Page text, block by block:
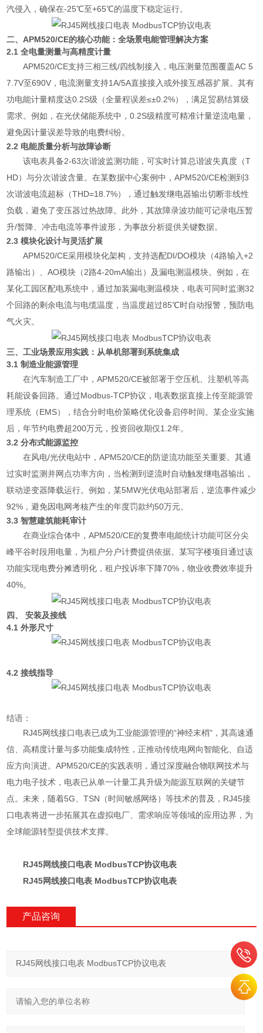
汽侵入，确保在-25℃至+65℃的温度下稳定运行。
二、APM520/CE的核心功能：全场景电能管理解决方案
2.1 全电量测量与高精度计量
APM520/CE支持三相三线/四线制接入，电压测量范围覆盖AC 5
7.7V至690V，电流测量支持1A/5A直接接入或外接互感器扩展。其有
功电能计量精度达0.2S级（全量程误差≤±0.2%），满足贸易结算级
需求。例如，在光伏储能系统中，0.2S级精度可精准计量逆流电量，
避免因计量误差导致的电费纠纷。
2.2 电能质量分析与故障诊断
该电表具备2-63次谐波监测功能，可实时计算总谐波失真度（T
HD）与分次谐波含量。在某数据中心案例中，APM520/CE检测到3
次谐波电流超标（THD=18.7%），通过触发继电器输出切断非线性
负载，避免了变压器过热故障。此外，其故障录波功能可记录电压暂
升/暂降、冲击电流等事件波形，为事故分析提供关键数据。
2.3 模块化设计与灵活扩展
APM520/CE采用模块化架构，支持选配DI/DO模块（4路输入+2
路输出）、AO模块（2路4-20mA输出）及漏电测温模块。例如，在
某化工园区配电系统中，通过加装漏电测温模块，电表可同时监测32
个回路的剩余电流与电缆温度，当温度超过85℃时自动报警，预防电
气火灾。
三、工业场景应用实践：从单机部署到系统集成
3.1 制造业能源管理
在汽车制造工厂中，APM520/CE被部署于空压机、注塑机等高
耗能设备回路。通过Modbus-TCP协议，电表数据直接上传至能源管
理系统（EMS），结合分时电价策略优化设备启停时间。某企业实施
后，年节约电费超200万元，投资回收期仅1.2年。
3.2 分布式能源监控
在风电/光伏电站中，APM520/CE的防逆流功能至关重要。其通
过实时监测并网点功率方向，当检测到逆流时自动触发继电器输出，
联动逆变器降载运行。例如，某5MW光伏电站部署后，逆流事件减少
92%，避免因电网考核产生的年度罚款约50万元。
3.3 智慧建筑能耗审计
在商业综合体中，APM520/CE的复费率电能统计功能可区分尖
峰平谷时段用电量，为租户分户计费提供依据。某写字楼项目通过该
功能实现电费分摊透明化，租户投诉率下降70%，物业收费效率提升
40%。
四、 安装及接线
4.1 外形尺寸
4.2 接线指导
结语：
RJ45网线接口电表已成为工业能源管理的“神经末梢"，其高速通
信、高精度计量与多功能集成特性，正推动传统电网向智能化、自适
应方向演进。APM520/CE的实践表明，通过深度融合物联网技术与
电力电子技术，电表已从单一计量工具升级为能源互联网的关键节
点。未来，随着5G、TSN（时间敏感网络）等技术的普及，RJ45接
口电表将进一步拓展其在虚拟电厂、需求响应等领域的应用边界，为
全球能源转型提供技术支撑。
RJ45网线接口电表 ModbusTCP协议电表
RJ45网线接口电表 ModbusTCP协议电表
产品咨询